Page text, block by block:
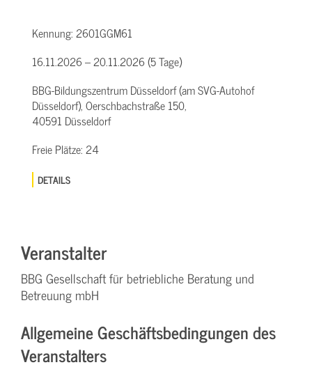
Kennung:2601GGM61
16.11.2026 – 20.11.2026 (5 Tage)
BBG-Bildungszentrum Düsseldorf (am SVG-Autohof
Düsseldorf), Oerschbachstraße 150,
40591 Düsseldorf
Freie Plätze:24
DETAILS
Veranstalter
BBG Gesellschaft für betriebliche Beratung und
Betreuung mbH
Allgemeine Geschäftsbedingungen des
Veranstalters